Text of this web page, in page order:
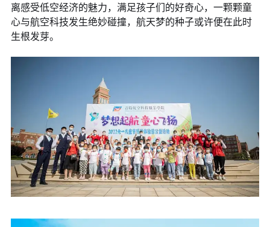
离感受低空经济的魅力，满足孩子们的好奇心，一颗颗童
心与航空科技发生绝妙碰撞，航天梦的种子或许便在此时
生根发芽。